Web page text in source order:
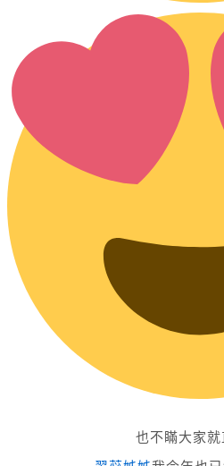
也不瞞大家就